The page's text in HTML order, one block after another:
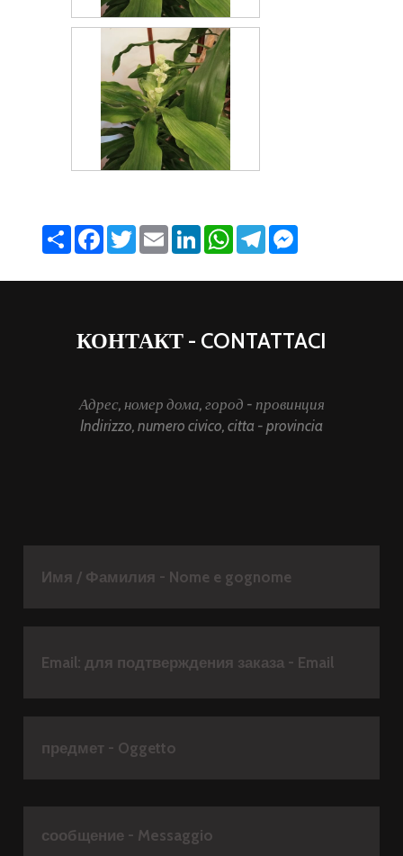
Share Facebook
TwitterEmail LinkedInWhatsApp
Telegram
КОНТАКТ - CONTATTACI
Адрес, номер дома, город - провинция
Indirizzo, numero civico, citta - provincia